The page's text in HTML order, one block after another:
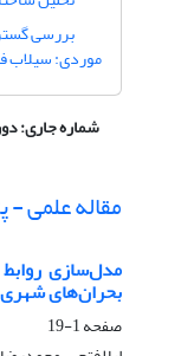
بررسی
موردی: سیلاب فروردین‌ماه 1403
شماره جاری:دوره 15، شماره 1 - شماره
مقاله علمی
مدل‌سازی
بحران‌های شهری
صفحه1-19